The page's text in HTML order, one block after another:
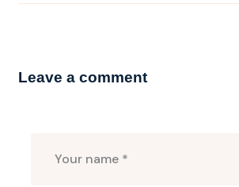
Leave a comment